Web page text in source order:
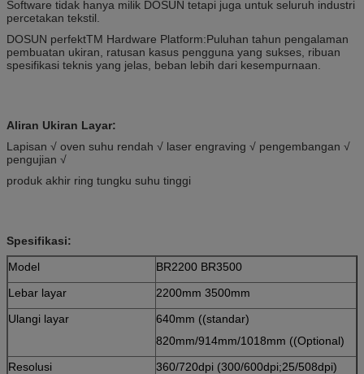
Software tidak hanya milik DOSUN tetapi juga untuk seluruh industri
percetakan tekstil.
DOSUN perfektTM Hardware Platform:Puluhan tahun pengalaman
pembuatan ukiran, ratusan kasus pengguna yang sukses, ribuan
spesifikasi teknis yang jelas, beban lebih dari kesempurnaan.
Aliran Ukiran Layar:
Lapisan √ oven suhu rendah √ laser engraving √ pengembangan √
pengujian √
produk akhir ring tungku suhu tinggi
Spesifikasi:
Model
BR2200 BR3500
Lebar layar
2200mm 3500mm
Ulangi layar
640mm ((standar)
820mm/914mm/1018mm ((Optional)
Resolusi
360/720dpi (300/600dpi;25/508dpi)